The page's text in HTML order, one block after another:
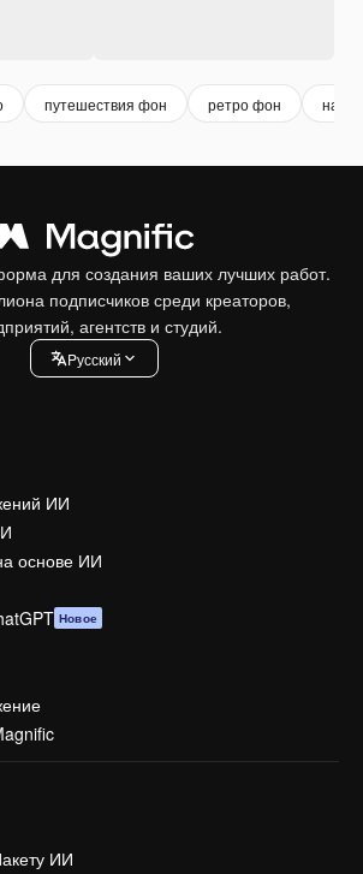
путешествия фон ретро фон
для создания ваших лучших работ.
подписчиков среди креаторов,
агентств и студий.
Pусский
ИИ
основе ИИ
Новое
ИИ